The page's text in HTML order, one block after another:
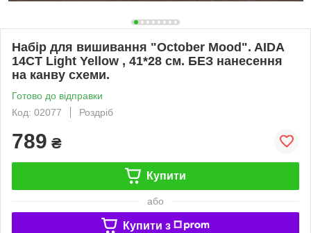
Набір для вишивання "October Mood". AIDA
14CT Light Yellow , 41*28 см. БЕЗ нанесення
на канву схеми.
Готово до відправки
Код: 02077
Роздріб
789 ₴
Купити
або
Купити з